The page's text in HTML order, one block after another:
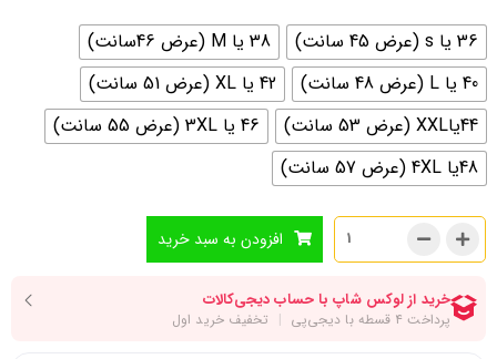
36 یا s (عرض 45 سانت)
38 یا M (عرض 46سانت)
40 یا L (عرض 48 سانت)
42 یا XL (عرض 51 سانت)
44یاXXL (عرض 53 سانت)
46 یا 3XL (عرض 55 سانت)
48یا 4XL (عرض 57 سانت)
افزودن به سبد خرید